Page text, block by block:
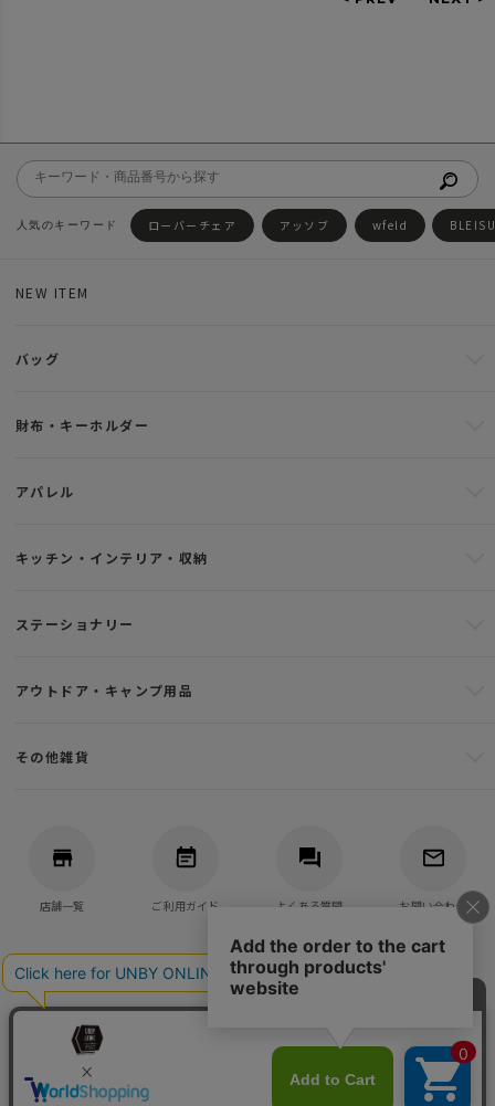
ローバーチェア アッソブ wfeld
NEW ITEM
バッグ
財布・キーホルダー
アパレル
キッチン・インテリア・収納
ステーショナリー
アウトドア・キャンプ用品
その他雑貨
店舗一覧 ご利用ガイド よくある質問 お問い合わせ
バッグ・アウトドア・キャンプ用品の通販
UNBY GENERAL GOODS STORE